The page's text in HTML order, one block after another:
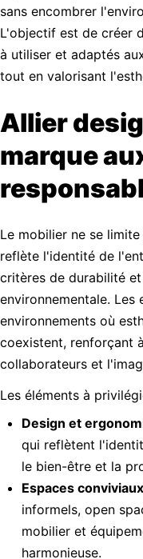
sans encombrer
L'objectif est de créer
à utiliser et adaptés
tout en valorisant
Allier
marque
Le mobilier ne se
reflète l'identité de
critères de durabilité
environnementale. Les
environnements où
coexistent, renforçant
collaborateurs et
Les éléments à
Design et
qui reflètent
le bien-être et la
Espaces
informels, open
mobilier et
harmonieuse.